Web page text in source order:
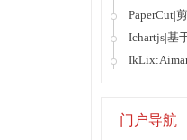
PaperCut|
Ichartjs|基
门户导航